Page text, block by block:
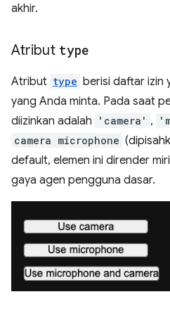
akhir.
Atribut type
Atribut type berisi daftar izin
yang Anda minta. Pada saat
diizinkan adalah
'camera' ,
camera microphone
default, elemen ini dirender
gaya agen pengguna dasar.